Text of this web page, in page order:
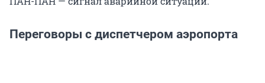
Переговоры с диспетчером аэропорта